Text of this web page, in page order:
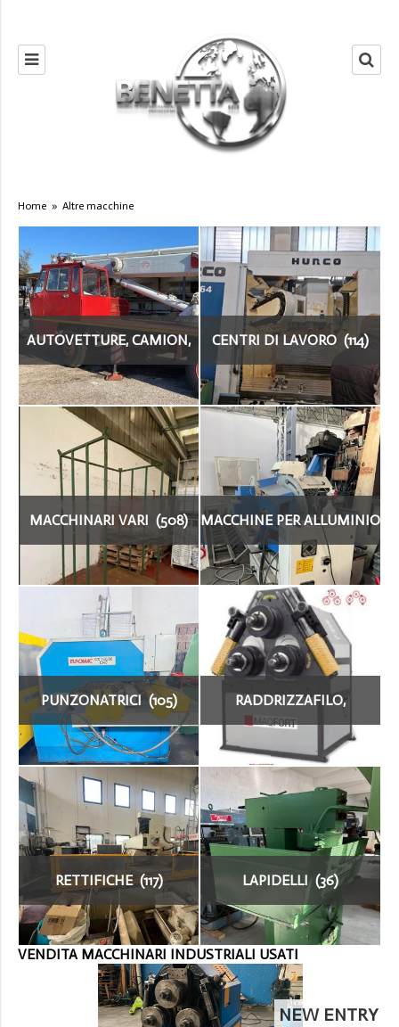
Home » Altre macchine
AUTOVETTURE, CAMION,
FURGONI (4)
CENTRI DI LAVORO (114)
MACCHINARI VARI (508)
MACCHINE PER ALLUMINIO
(16)
PUNZONATRICI (105)
RADDRIZZAFILO,
PIEGAFILO (19)
RETTIFICHE (117) LAPIDELLI (36)
VENDITA MACCHINARI INDUSTRIALI USATI
NEW ENTRY